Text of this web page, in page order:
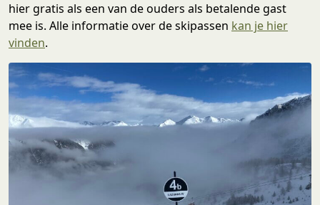
hier gratis als een van de ouders als betalende gast
mee is. Alle informatie over de skipassen kan je hier
vinden.